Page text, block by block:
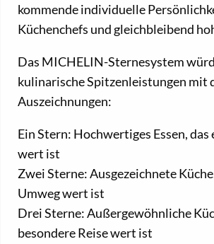
kommende individuelle
Küchenchefs und gleichbleibend
Das MICHELIN-Sternesystem
kulinarische Spitzenleistungen mit
Auszeichnungen:
Ein Stern: Hochwertiges Essen, das
wert ist
Zwei Sterne: Ausgezeichnete
Umweg wert ist
Drei Sterne: Außergewöhnliche
besondere Reise wert ist